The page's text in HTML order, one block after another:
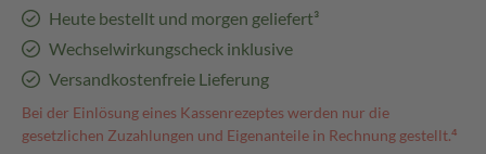
Heute bestellt und morgen geliefert³
Wechselwirkungscheck inklusive
Versandkostenfreie Lieferung
Bei der Einlösung eines Kassenrezeptes werden nur die
gesetzlichen Zuzahlungen und Eigenanteile in Rechnung gestellt.⁴